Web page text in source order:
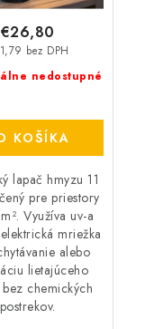
nedostupné
bez DPH
€26,80
KOŠÍKA
lapač hmyzu 11
pre priestory
Využíva uv-a
mriežka
alebo
lietajúceho
chemických
postrekov.